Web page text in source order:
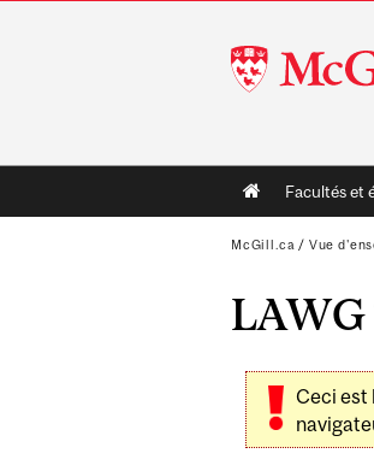
McGill
University
Main
navigation
Facultés et
McGill.ca / Vue
LAWG
Ceci est